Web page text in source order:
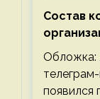
Состав
Обложка:
появился